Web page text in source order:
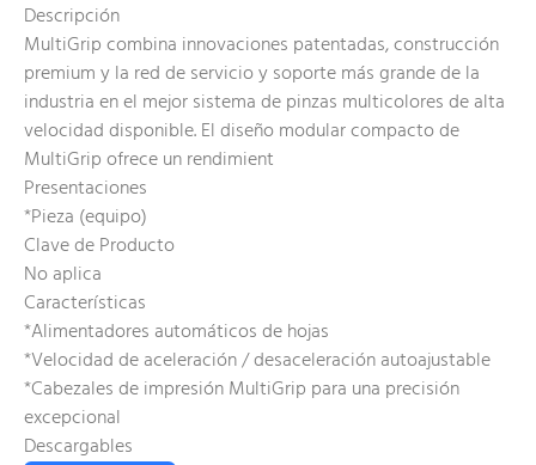
Descripción
MultiGrip combina innovaciones patentadas, construcción
premium y la red de servicio y soporte más grande de la
industria en el mejor sistema de pinzas multicolores de alta
velocidad disponible. El diseño modular compacto de
MultiGrip ofrece un rendimient
Presentaciones
*Pieza (equipo)
Clave de Producto
No aplica
Características
*Alimentadores automáticos de hojas
*Velocidad de aceleración / desaceleración autoajustable
*Cabezales de impresión MultiGrip para una precisión
excepcional
Descargables